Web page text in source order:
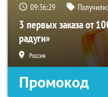
09:36:26 Получили:
3 первых заказа от
радуги»
Россия
Промокод